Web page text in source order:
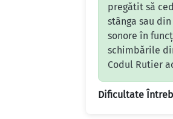
pregătit să
stânga sau
sonore în
schimbările
Codul Rutier
Dificultate